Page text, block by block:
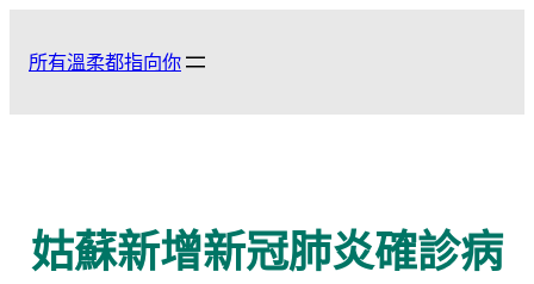
所有溫柔都指向你
姑蘇新增新冠肺炎確診病